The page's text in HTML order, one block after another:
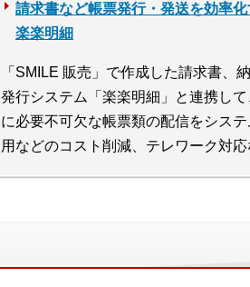
請求書など帳票発行・発送を効率
楽楽明細
「SMILE 販売」で作成した請求書、
発行システム「楽楽明細」と連携し
に必要不可欠な帳票類の配信をシス
用などのコスト削減、テレワーク対